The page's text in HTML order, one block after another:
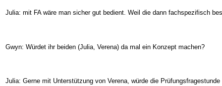
Julia: mit FA wäre man sicher gut bedient. Weil die dann fachspezifisch
Gwyn: Würdet ihr beiden (Julia, Verena) da mal ein Konzept machen?
Julia: Gerne mit Unterstützung von Verena, würde die